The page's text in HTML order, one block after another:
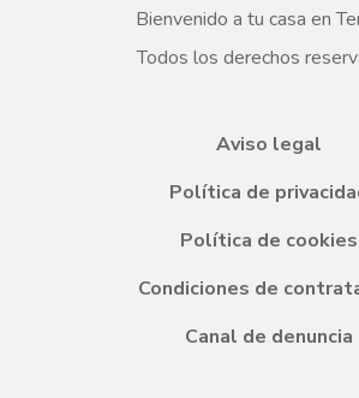
Bienvenido a tu casa en
Todos los derechos
Aviso legal
Política de
Política de cookies
Condiciones de
Canal de denuncia